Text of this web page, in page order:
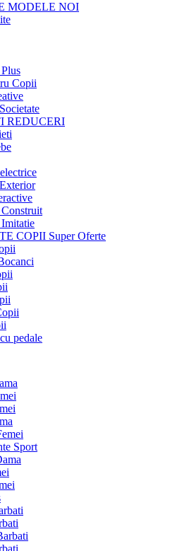
MODELE NOI
Copii
REDUCERI
COPII Super Oferte
pedale
Sport